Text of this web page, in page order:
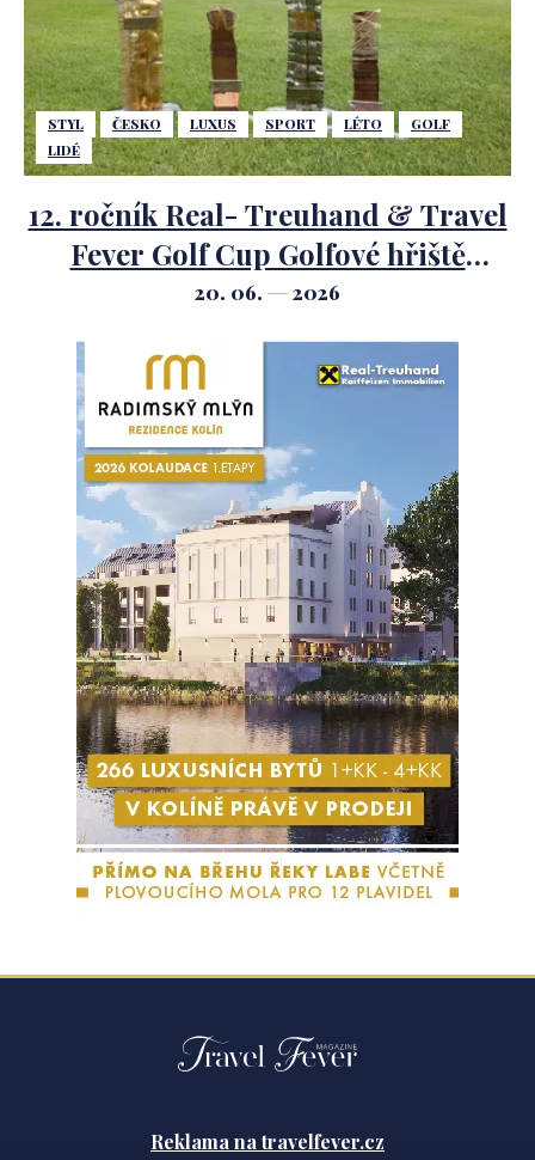
STYL ČESKO LUXUS SPORT LÉTO
GOLF
LIDÉ
12. ročník Real- Treuhand & Travel
Fever Golf Cup Golfové hřiště
Mariánské Lázně.
20. 06. 2026
Reklama na travelfever.cz